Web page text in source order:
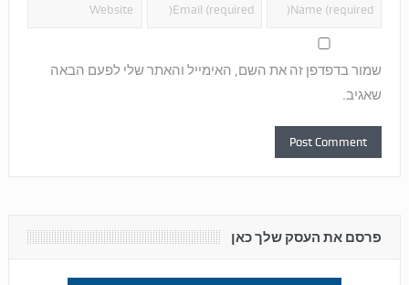
שמור בדפדפן זה את השם, האימייל והאתר שלי לפעם הבאה
שאגיב.
פרסם את העסק שלך כאן